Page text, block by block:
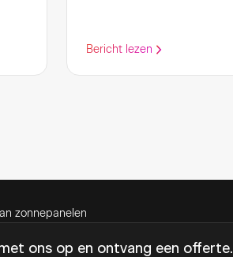
Bericht lezen
zonnepanelen
ons op en ontvang een offerte.